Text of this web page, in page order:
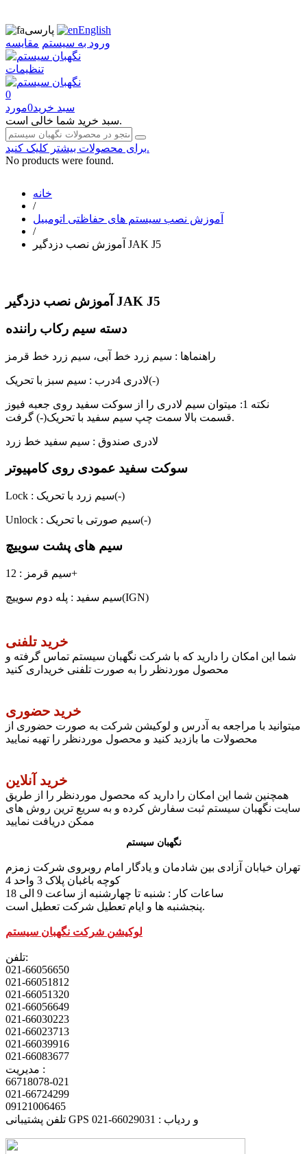
پارسی
English
ورود به سیستم مقایسه
تنظیمات
0
سبد خرید0مورد
سبد خرید شما خالی است.
برای محصولات بیشتر کلیک کنید.
No products were found.
خانه
/
آموزش نصب سیستم های حفاظتی اتومبیل
/
آموزش نصب دزدگیر JAK J5
آموزش نصب دزدگیر JAK J5
دسته سیم رکاب راننده
راهنماها : سیم زرد خط آبی، سیم زرد خط قرمز
لادری 4درب : سیم سبز با تحریک(-)
نکته 1: میتوان سیم لادری را از سوکت سفید روی جعبه فیوز
قسمت بالا سمت چپ سیم سفید با تحریک(-) گرفت.
لادری صندوق : سیم سفید خط زرد
سوکت سفید عمودی روی کامپیوتر
Lock : سیم زرد با تحریک(-)
Unlock : سیم صورتی با تحریک(-)
سیم های پشت سوییچ
سیم قرمز : 12+
سیم سفید : پله دوم سوییچ(IGN)
خرید تلفنی
شما این امکان را دارید که با شرکت نگهبان سیستم تماس گرفته و
محصول موردنظر را به صورت تلفنی خریداری کنید
خرید حضوری
میتوانید با مراجعه به آدرس و لوکیشن شرکت به صورت حضوری از
محصولات ما بازدید کنید و محصول موردنظر را تهیه نمایید
خرید آنلاین
همچنین شما این امکان را دارید که محصول موردنظر را از طریق
سایت نگهبان سیستم ثبت سفارش کرده و به سریع ترین روش های
ممکن دریافت نمایید
نگهبان سیستم
تهران خیابان آزادی بین شادمان و یادگار امام روبروی شرکت زمزم
کوچه باغبان پلاک 3 واحد 4
پنجشنبه ها و ایام تعطیل شرکت تعطیل است.
لوکیشن شرکت نگهبان سیستم
تلفن:
021-66056650
021-66051812
021-66051320
021-66056649
021-66030223
021-66023713
021-66039916
021-66083677
مدیریت :
66718078-021
021-66724299
09121006465
تلفن پشتیبانی GPS و ردیاب : 66029031-021